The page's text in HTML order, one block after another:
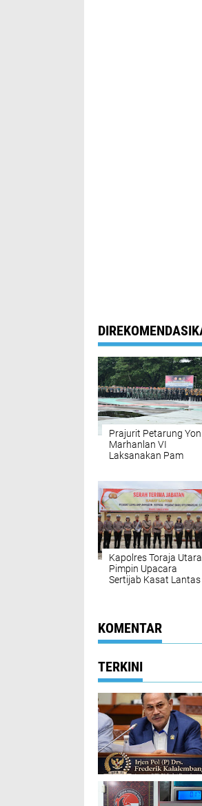
Prajurit Petarung Yon
Marhanlan VI
Laksanakan Pam
Kapolres Toraja Utara
Pimpin Upacara
Sertijab Kasat Lantas
KOMENTAR
TERKINI